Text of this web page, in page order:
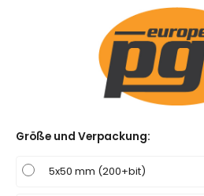
Größe und Verpackung:
5x50 mm (200+bit)